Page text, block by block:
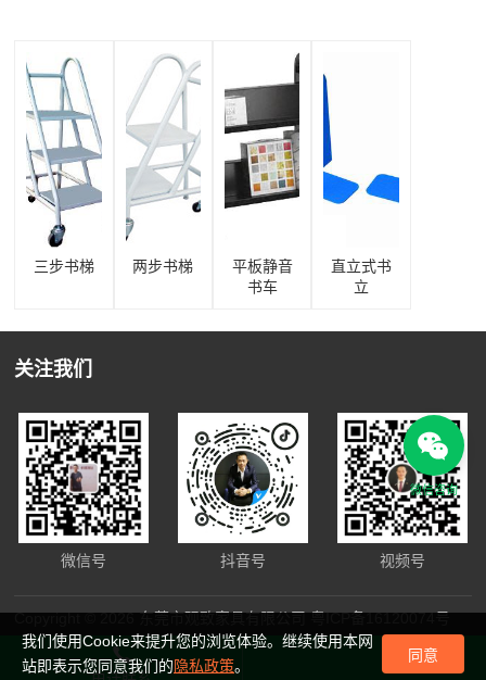
三步书梯 两步书梯
平板静音
书车
直立式书
立
关注我们
微信号 抖音号 视频号
Copyright © 2026 东莞市观致家具有限公司粤ICP备16120074号
微信咨询
我们使用Cookie来提升您的浏览体验。继续使用本网
站即表示您同意我们的隐私政策。
同意